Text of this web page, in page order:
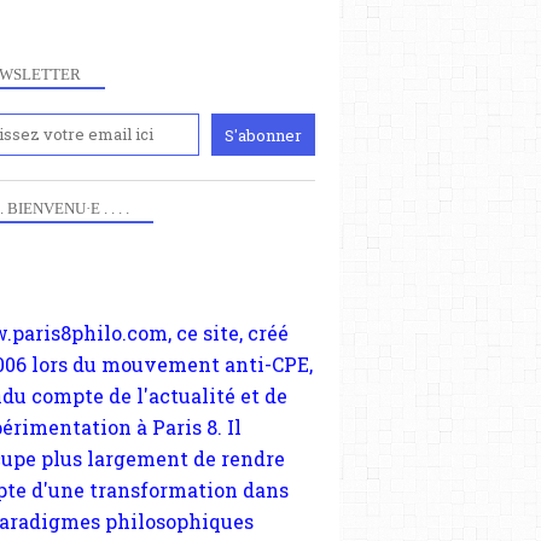
. BIENVENU·E . . . .
ce site, créé
lors du mouvement anti-CPE,
plus largement de rendre
d'une transformation dans
philosophiques
la pensée du Dehors ou du
omme la nomme les
classique. Nous
quant à nous déjà basculé